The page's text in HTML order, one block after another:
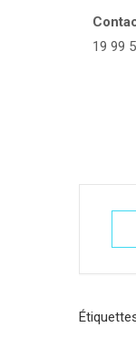
19 99